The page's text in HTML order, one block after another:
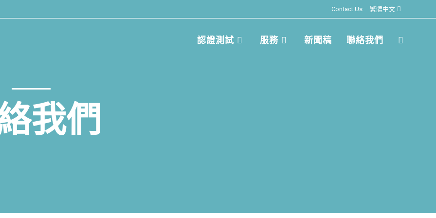
Contact Us 繁體中文
認證測試 服務 新聞稿 聯絡我們
我們